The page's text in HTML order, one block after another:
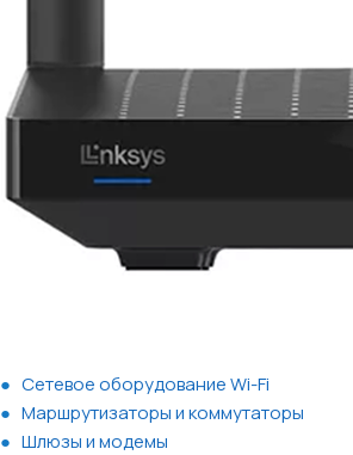
Сетевое оборудование Wi-Fi
Маршрутизаторы и коммутаторы
Шлюзы и модемы